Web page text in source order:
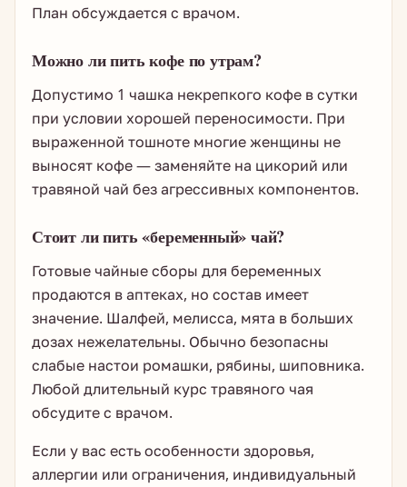
План обсуждается с врачом.
Можно ли пить кофе по утрам?
Допустимо 1 чашка некрепкого кофе в сутки
при условии хорошей переносимости. При
выраженной тошноте многие женщины не
выносят кофе — заменяйте на цикорий или
травяной чай без агрессивных компонентов.
Стоит ли пить «беременный» чай?
Готовые чайные сборы для беременных
продаются в аптеках, но состав имеет
значение. Шалфей, мелисса, мята в больших
дозах нежелательны. Обычно безопасны
слабые настои ромашки, рябины, шиповника.
Любой длительный курс травяного чая
обсудите с врачом.
Если у вас есть особенности здоровья,
аллергии или ограничения, индивидуальный